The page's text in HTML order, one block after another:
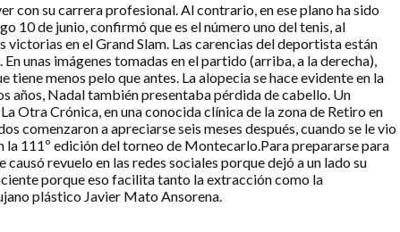
con su carrera profesional. Al contrario, en ese plano ha sido
10 de junio, confirmó que es el número uno del tenis, al
en el Grand Slam. Las carencias del deportista están
unas imágenes tomadas en el partido (arriba, a la derecha),
menos pelo que antes. La alopecia se hace evidente en la
años, Nadal también presentaba pérdida de cabello. Un
Otra Crónica, en una conocida clínica de la zona de Retiro en
comenzaron a apreciarse seis meses después, cuando se le vio
la 111º edición del torneo de Montecarlo.Para prepararse para
revuelo en las redes sociales porque dejó a un lado su
porque eso facilita tanto la extracción como la
plástico Javier Mato Ansorena.